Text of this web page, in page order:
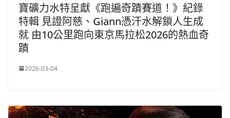
寶礦力水特呈獻《跑遍奇蹟賽道！》紀錄
特輯 見證阿慈、Giann憑汗水解鎖人生成
就 由10公里跑向東京馬拉松2026的熱血奇
蹟
2026-03-04